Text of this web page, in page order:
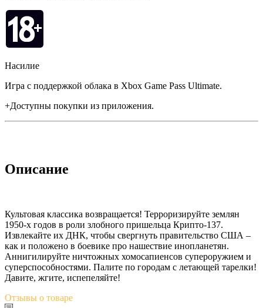
Насилие
Игра с поддержкой облака в Xbox Game Pass Ultimate.
+Доступны покупки из приложения.
Описание
Культовая классика возвращается! Терроризируйте землян
1950-х годов в роли злобного пришельца Крипто-137.
Извлекайте их ДНК, чтобы свергнуть правительство США –
как и положено в боевике про нашествие инопланетян.
Аннигилируйте ничтожных хомосапиенсов супероружием и
суперспособностями. Палите по городам с летающей тарелки!
Давите, жгите, испепеляйте!
Отзывы о товаре